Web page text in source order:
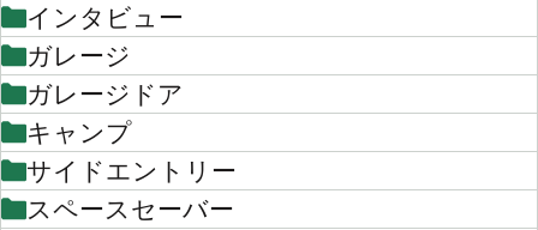
インタビュー
ガレージ
ガレージドア
キャンプ
サイドエントリー
スペースセーバー